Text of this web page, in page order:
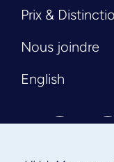
Prix &
Nous joindre
English